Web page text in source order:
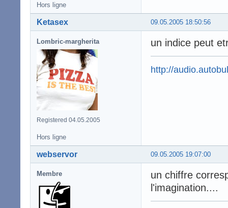
Hors ligne
09.05.2005 18:50:56
Ketasex
Lombric-margherita
Registered 04.05.2005
un indice peut
http://
Hors ligne
09.05.2005 19:07:00
webservor
Membre
un chiffre
l'imagination....